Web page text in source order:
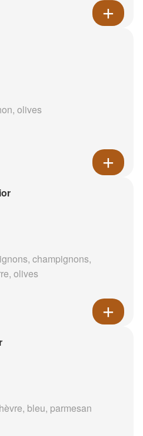
olives
champignons,
olives
bleu, parmesan